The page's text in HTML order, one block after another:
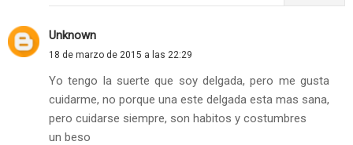
Unknown
18 de marzo de 2015 a las 22:29
Yo tengo la suerte que soy delgada, pero me gusta
cuidarme, no porque una este delgada esta mas sana,
pero cuidarse siempre, son habitos y costumbres
un beso